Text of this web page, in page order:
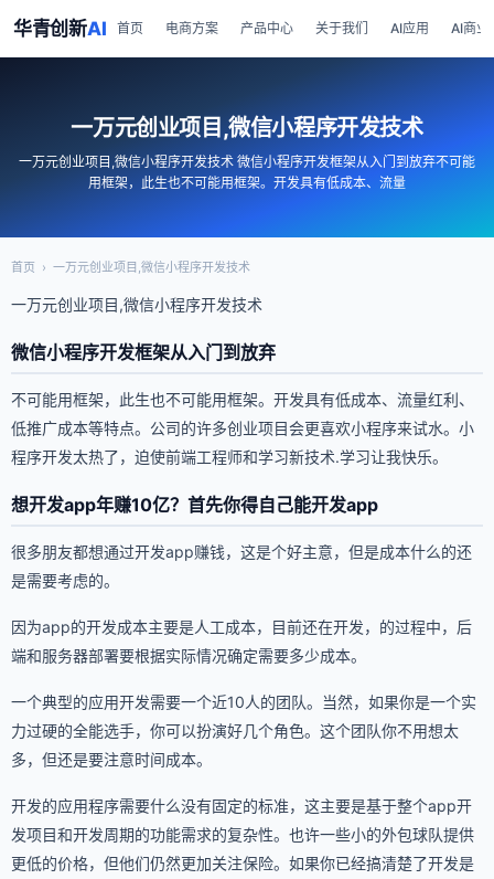
华青创新AI 首页 电商方案 产品中心 关于我们 AI应用 AI商业
一万元创业项目,微信小程序开发技术
一万元创业项目,微信小程序开发技术 微信小程序开发框架从入门到放弃不可能
用框架，此生也不可能用框架。开发具有低成本、流量
首页 › 一万元创业项目,微信小程序开发技术
一万元创业项目,微信小程序开发技术
微信小程序开发框架从入门到放弃
不可能用框架，此生也不可能用框架。开发具有低成本、流量红利、
低推广成本等特点。公司的许多创业项目会更喜欢小程序来试水。小
程序开发太热了，迫使前端工程师和学习新技术.学习让我快乐。
想开发app年赚10亿？首先你得自己能开发app
很多朋友都想通过开发app赚钱，这是个好主意，但是成本什么的还
是需要考虑的。
因为app的开发成本主要是人工成本，目前还在开发，的过程中，后
端和服务器部署要根据实际情况确定需要多少成本。
一个典型的应用开发需要一个近10人的团队。当然，如果你是一个实
力过硬的全能选手，你可以扮演好几个角色。这个团队你不用想太
多，但还是要注意时间成本。
开发的应用程序需要什么没有固定的标准，这主要是基于整个app开
发项目和开发周期的功能需求的复杂性。也许一些小的外包球队提供
更低的价格，但他们仍然更加关注保险。如果你已经搞清楚了开发是